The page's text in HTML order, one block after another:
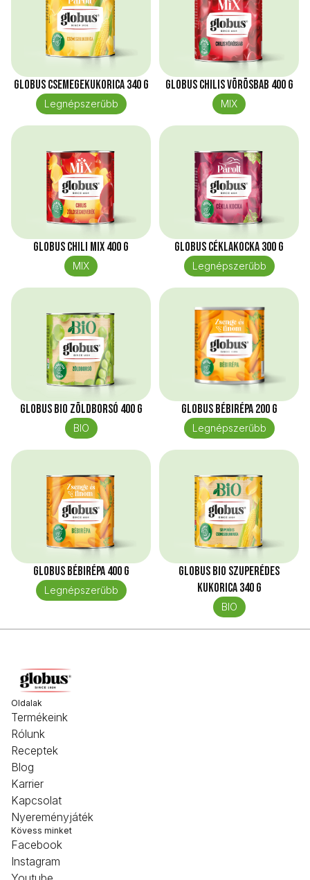
Globus Csemegekukorica 340 g
Legnépszerűbb
Globus Chilis vörösbab 400 g
MIX
Globus Chili mix 400 g
MIX
Globus Céklakocka 300 g
Legnépszerűbb
Globus Bio Zöldborsó 400 g
BIO
Globus Bébirépa 200 g
Legnépszerűbb
Globus Bébirépa 400 g
Legnépszerűbb
Globus Bio Szuperédes
kukorica 340 g
BIO
Oldalak
Termékeink
Rólunk
Receptek
Blog
Karrier
Kapcsolat
Nyereményjáték
Kövess minket
Facebook
Instagram